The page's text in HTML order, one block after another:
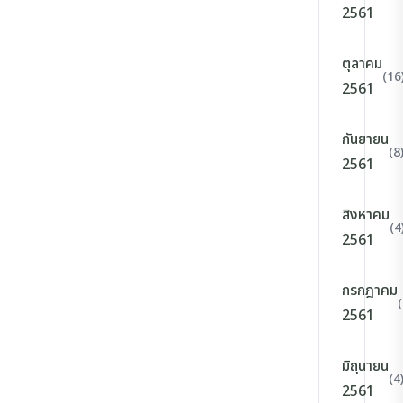
2561
ตุลาคม
2561
กันยายน
2561
(8)
สิงหาคม
2561
กรกฎาคม
2561
มิถุนายน
2561
(4)